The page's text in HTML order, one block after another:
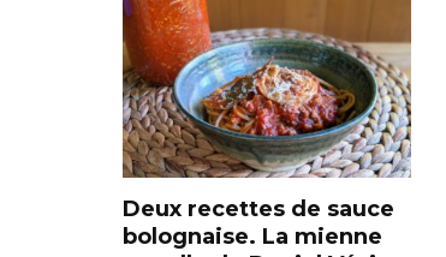
Deux recettes de sauce
bolognaise. La mienne